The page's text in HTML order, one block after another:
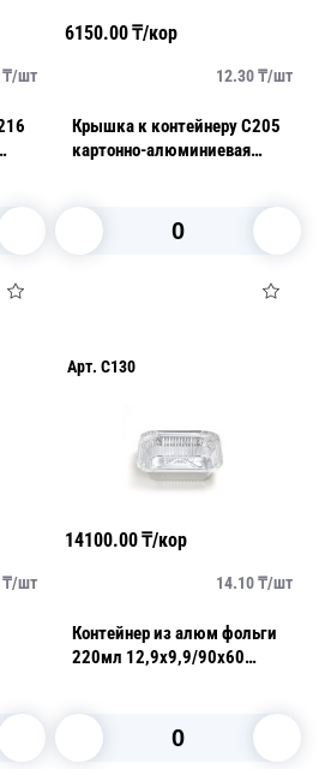
₸/шт
6150.00₸/кор
12.30₸/шт
Крышка к контейнеру C205
картонно-алюминиевая
₸/шт
Арт. C130
14100.00₸/кор
14.10₸/шт
Контейнер из алюм фольги
220мл 12,9x9,9/90x60